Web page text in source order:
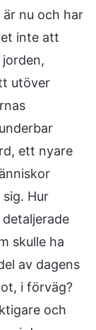
nu och har
inte att
utöver
ett nyare
Hur
skulle ha
av dagens
i förväg?
och